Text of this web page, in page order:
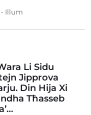
Illum
Li Sidu
Jipprova
Din Hija Xi
Tħasseb